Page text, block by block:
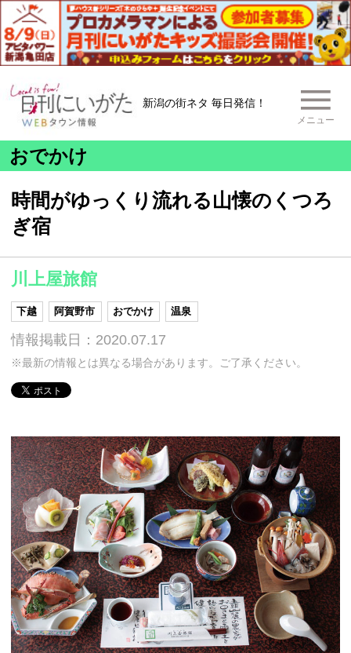
新潟の街ネタ 毎日発信！
メニュー
おでかけ
時間がゆっくり流れる山懐のくつろ
ぎ宿
川上屋旅館
下越 阿賀野市 おでかけ 温泉
情報掲載日：2020.07.17
※最新の情報とは異なる場合があります。ご了承ください。